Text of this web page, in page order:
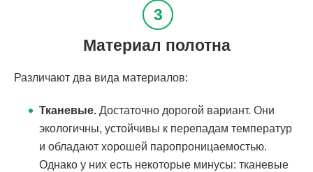
Материал полотна
Различают два вида материалов:
Тканевые. Достаточно дорогой вариант. Они
экологичны, устойчивы к перепадам температур
и обладают хорошей паропроницаемостью.
Однако у них есть некоторые минусы: тканевые